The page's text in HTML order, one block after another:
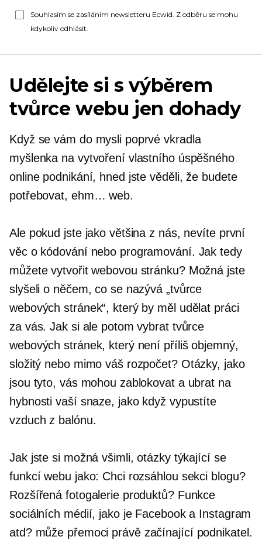
Souhlasím se zasíláním newsletteru Ecwid. Z odběru se mohu
kdykoliv odhlásit.
Udělejte si s výběrem
tvůrce webu jen dohady
Když se vám do mysli poprvé vkradla
myšlenka na vytvoření vlastního úspěšného
online podnikání, hned jste věděli, že budete
potřebovat, ehm… web.
Ale pokud jste jako většina z nás, nevíte první
věc o kódování nebo programování. Jak tedy
můžete vytvořit webovou stránku? Možná jste
slyšeli o něčem, co se nazývá „tvůrce
webových stránek“, který by měl udělat práci
za vás. Jak si ale potom vybrat tvůrce
webových stránek, který není příliš objemný,
složitý nebo mimo váš rozpočet? Otázky, jako
jsou tyto, vás mohou zablokovat a ubrat na
hybnosti vaší snaze, jako když vypustíte
vzduch z balónu.
Jak jste si možná všimli, otázky týkající se
funkcí webu jako: Chci rozsáhlou sekci blogu?
Rozšířená fotogalerie produktů? Funkce
sociálních médií, jako je Facebook a Instagram
atd? může přemoci právě začínajícípodnikatel.